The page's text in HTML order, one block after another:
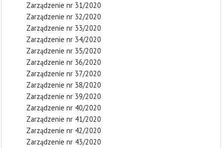
Zarządzenie nr 31/2020
Zarządzenie nr 32/2020
Zarządzenie nr 33/2020
Zarządzenie nr 34/2020
Zarządzenie nr 35/2020
Zarządzenie nr 36/2020
Zarządzenie nr 37/2020
Zarządzenie nr 38/2020
Zarządzenie nr 39/2020
Zarządzenie nr 40/2020
Zarządzenie nr 41/2020
Zarządzenie nr 42/2020
Zarządzenie nr 43/2020